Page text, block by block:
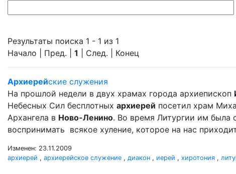
Результаты поиска 1 - 1 из 1
Начало | Пред. | 1 | След. | Конец
Архиерейские служения
На прошлой недели в двух храмах города архиепископ
Небесных Сил бесплотных архиерей посетил храм
Архангела в Ново-Ленино. Во время Литургии им была
воспринимать всякое хуление, которое на нас
Изменен: 23.11.2009
архиерей , архиерейское служение , диакон , иерей , хиротония ,